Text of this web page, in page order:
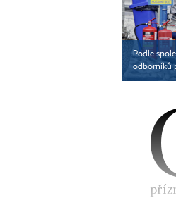
Podle
odborníků